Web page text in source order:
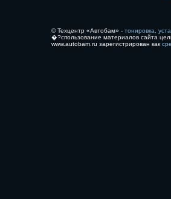
© Техцентр «Автобам» - тонировка,
�?спользование материалов сайта
www.autobam.ru зарегистрирован как